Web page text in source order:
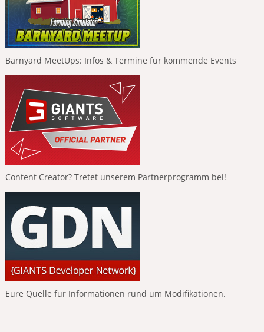
Barnyard MeetUps: Infos & Termine für kommende Events
Content Creator? Tretet unserem Partnerprogramm bei!
Eure Quelle für Informationen rund um Modifikationen.